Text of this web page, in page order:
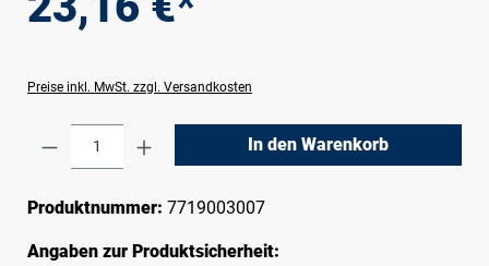
Preise inkl. MwSt. zzgl. Versandkosten
Produkt Anzahl: Gib den gewünschten
In den Warenkorb
Produktnummer: 7719003007
Angaben zur Produktsicherheit: